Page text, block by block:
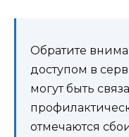
Обратите
доступом в
могут быть
отмечаются